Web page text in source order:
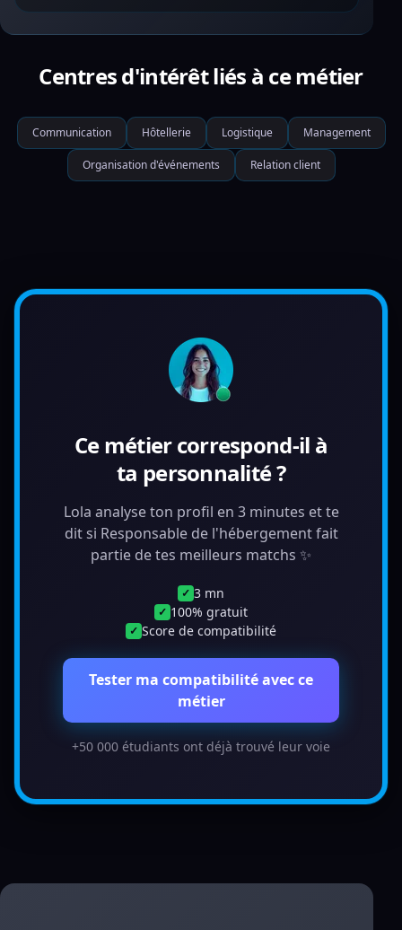
Centres d'intérêt liés à ce métier
Communication Hôtellerie Logistique Management
Organisation d'événements Relation client
Ce métier correspond-il à
ta personnalité ?
Lola analyse ton profil en 3 minutes et te
dit si Responsable de l'hébergement fait
partie de tes meilleurs matchs ✨
✓ 3 mn
✓ 100% gratuit
✓ Score de compatibilité
Tester ma compatibilité avec ce
métier
+50 000 étudiants ont déjà trouvé leur voie